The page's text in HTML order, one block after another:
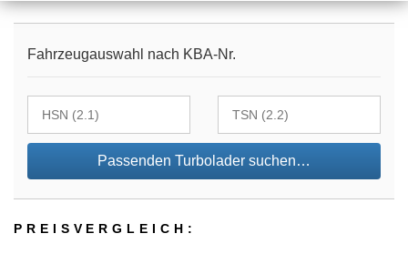
Fahrzeugauswahl nach KBA-Nr.
Passenden Turbolader suchen…
PREIS­VER­GLEICH: